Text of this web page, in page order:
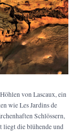
von Lascaux, ein
wie Les Jardins de
Schlössern,
liegt die blühende und